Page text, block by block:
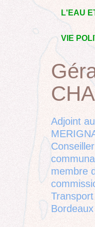
L'EAU
SAGE,
LA
DECHETS
VIE
EMPLOI,
Back
to
top
Adjoint
Conseiller
membre